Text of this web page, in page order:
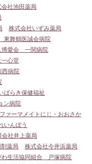
会社池田薬局
株式会社いずみ薬局
東舞鶴医誠会病院
博愛会 一関病院
一心堂
病院
ばらき保健福祉
ン病院
ァーマメイトにじ・おおさか
いんぼう
会社井上薬局
薬局
株式会社今井浜薬局
わ生活協同組合 戸塚病院